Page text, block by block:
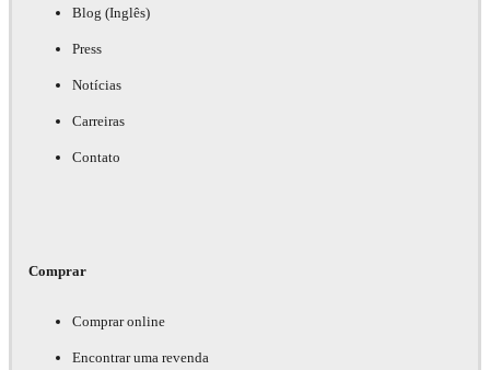
Blog (Inglês)
Press
Notícias
Carreiras
Contato
Comprar
Comprar online
Encontrar uma revenda